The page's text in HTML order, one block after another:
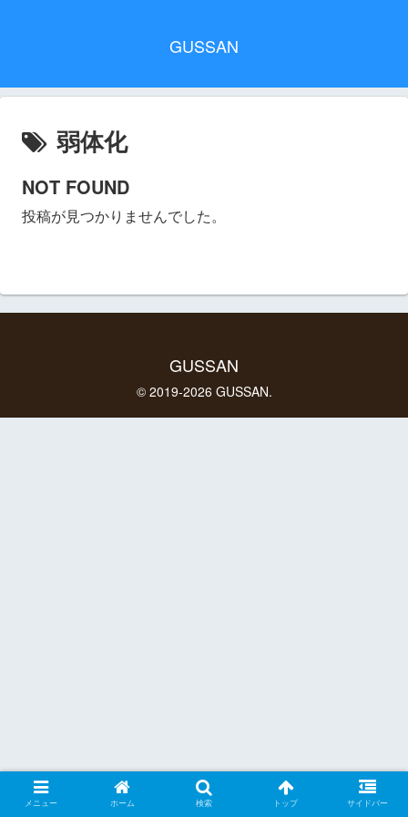
GUSSAN
弱体化
NOT FOUND
投稿が見つかりませんでした。
GUSSAN
© 2019-2026 GUSSAN.
メニュー ホーム 検索 トップ サイドバー